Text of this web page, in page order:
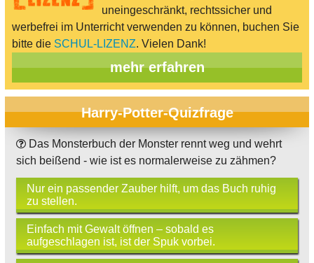
uneingeschränkt, rechtssicher und
werbefrei im Unterricht verwenden zu können, buchen Sie
bitte die SCHUL-LIZENZ. Vielen Dank!
mehr erfahren
Harry-Potter-Quizfrage
Das Monsterbuch der Monster rennt weg und wehrt
sich beißend - wie ist es normalerweise zu zähmen?
Nur ein passender Zauber hilft, um das Buch ruhig
zu stellen.
Einfach mit Gewalt öffnen – sobald es
aufgeschlagen ist, ist der Spuk vorbei.